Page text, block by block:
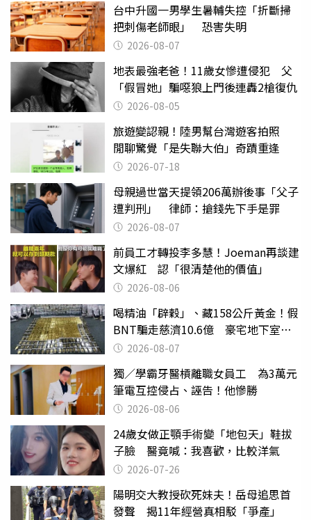
台中升國一男學生暑輔失控「折斷掃
把刺傷老師眼」 恐害失明
2026-08-07
地表最強老爸！11歲女慘遭侵犯 父
「假冒她」騙噁狼上門後連轟2槍復仇
2026-08-05
旅遊變認親！陸男幫台灣遊客拍照
閒聊驚覺「是失聯大伯」奇蹟重逢
2026-07-18
母親過世當天提領206萬辦後事「父子
遭判刑」 律師：搶錢先下手是罪
2026-08-07
前員工才轉投李多慧！Joeman再談建
文爆紅 認「很清楚他的價值」
2026-08-06
喝精油「辟穀」、藏158公斤黃金！假
BNT騙走慈濟10.6億 豪宅地下室竟
挖出乾鮑金庫
2026-08-07
獨／學霸牙醫槓離職女員工 為3萬元
筆電互控侵占、誣告！他慘勝
2026-08-06
24歲女做正顎手術變「地包天」鞋拔
子臉 醫竟喊：我喜歡，比較洋氣
2026-07-26
陽明交大教授砍死妹夫！岳母追思首
發聲 揭11年經營真相駁「爭產」